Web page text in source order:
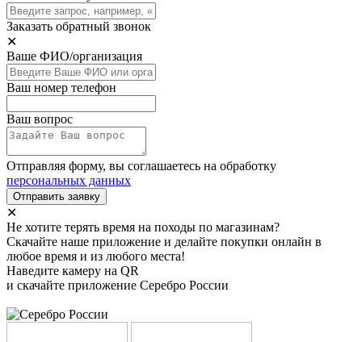
Заказать обратный звонок
✕
Ваше ФИО/организация
Ваш номер телефон
Ваш вопрос
Отправляя форму, вы соглашаетесь на обработку
персональных данных
Отправить заявку
✕
Не хотите терять время на походы по магазинам?
Скачайте наше приложение и делайте покупки онлайн в
любое время и из любого места!
Наведите камеру на QR
и скачайте приложение Серебро России